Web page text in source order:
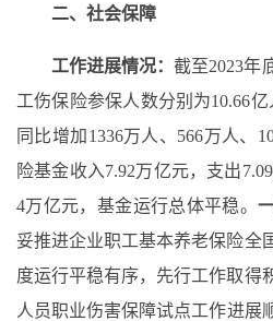
二、社会保障
工作进展情况：截至2023年
工伤保险参保人数分别为10.66亿
同比增加1336万人、566万人、
险基金收入7.92万亿元，支出
4万亿元，基金运行总体平稳。
妥推进企业职工基本养老保险全
度运行平稳有序，先行工作取得
人员职业伤害保障试点工作进展